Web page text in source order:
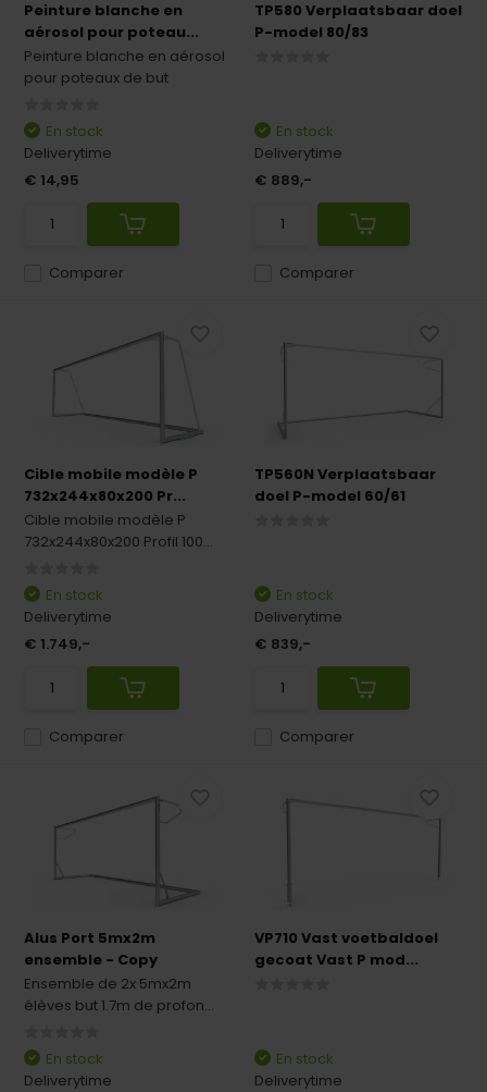
Peinture blanche en
aérosol pour poteau...
Peinture blanche en aérosol
pour poteaux de but
Comparer
En stock
Deliverytime
€ 14,95
TP580 Verplaatsbaar doel
P-model 80/83
Comparer
En stock
Deliverytime
€ 889,-
Cible mobile modèle P
732x244x80x200 Pr...
Cible mobile modèle P
732x244x80x200 Profil 100...
Comparer
En stock
Deliverytime
€ 1.749,-
TP560N Verplaatsbaar
doel P-model 60/61
Comparer
En stock
Deliverytime
€ 839,-
Alus Port 5mx2m
ensemble - Copy
Ensemble de 2x 5mx2m
élèves but 1.7m de profon...
En stock
Deliverytime
VP710 Vast voetbaldoel
gecoat Vast P mod...
En stock
Deliverytime